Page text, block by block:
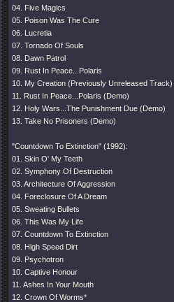
04. Five Magics
05. Poison Was The Cure
06. Lucretia
07. Tornado Of Souls
08. Dawn Patrol
09. Rust In Peace...Polaris
10. My Creation (Previously Unreleased Track)
11. Rust In Peace...Polaris (Demo)
12. Holy Wars...The Punishment Due (Demo)
13. Take No Prisoners (Demo)
"Countdown To Extinction" (1992):
01. Skin O' My Teeth
02. Symphony Of Destruction
03. Architecture Of Aggression
04. Foreclosure Of A Dream
05. Sweating Bullets
06. This Was My Life
07. Countdown To Extinction
08. High Speed Dirt
09. Psychotron
10. Captive Honour
11. Ashes In Your Mouth
12. Crown Of Worms*